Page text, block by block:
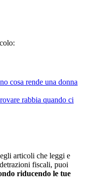
cosa rende una donna
rabbia quando ci
articoli che leggi e
fiscali, puoi
riducendo le tue